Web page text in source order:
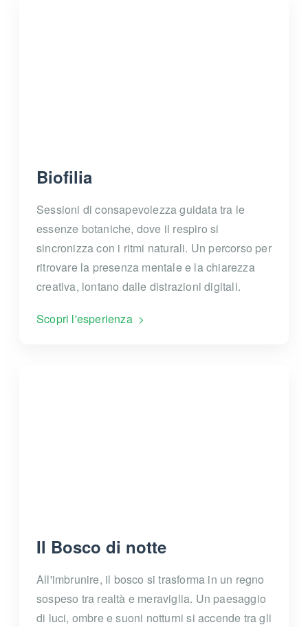
Biofilia
Sessioni di consapevolezza guidata tra le
essenze botaniche, dove il respiro si
sincronizza con i ritmi naturali. Un percorso per
ritrovare la presenza mentale e la chiarezza
creativa, lontano dalle distrazioni digitali.
Scopri l'esperienza
Il Bosco di notte
All'imbrunire, il bosco si trasforma in un regno
sospeso tra realtà e meraviglia. Un paesaggio
di luci, ombre e suoni notturni si accende tra gli